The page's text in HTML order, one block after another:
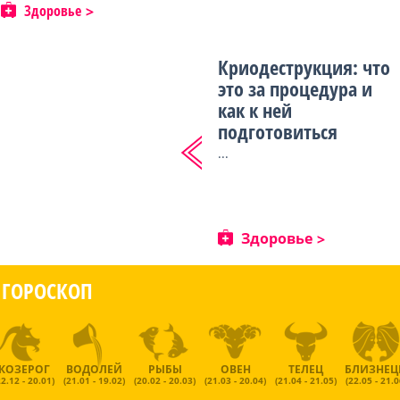
Здоровье
Криодеструкция: что
это за процедура и
как к ней
подготовиться
...
Здоровье
ГОРОСКОП
- 20.01)
ВОДОЛЕЙ
(21.01 - 19.02)
РЫБЫ
(20.02 - 20.03)
ОВЕН
(21.03 - 20.04)
ТЕЛЕЦ
(21.04 - 21.05) (22.05 -